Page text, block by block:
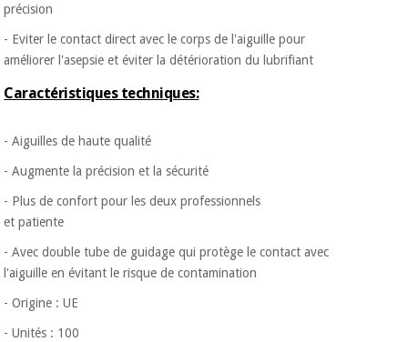
précision
- Eviter le contact direct avec le corps de l'aiguille pour
améliorer l'asepsie et éviter la détérioration du lubrifiant
Caractéristiques techniques:
- Aiguilles de haute qualité
- Augmente la précision et la sécurité
- Plus de confort pour les deux professionnels
et patiente
- Avec double tube de guidage qui protège le contact avec
l'aiguille en évitant le risque de contamination
- Origine : UE
- Unités : 100